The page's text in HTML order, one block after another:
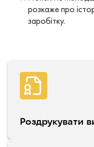
розкаже про
заробітку.
Роздрукувати